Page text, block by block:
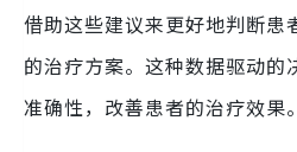
借助这些建议来更好地判断患
的治疗方案。这种数据驱动的
准确性，改善患者的治疗效果。